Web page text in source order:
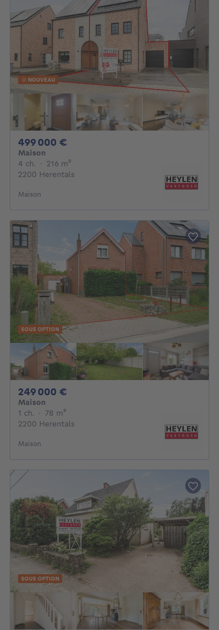
NOUVEAU
499 000 €
Maison
4 ch. 4 chambres
· 216 m²
2200 Herentals
Maison
SOUS OPTION
249 000 €
Maison
1 ch. 1 chambre
· 78 m²
2200 Herentals
Maison
SOUS OPTION